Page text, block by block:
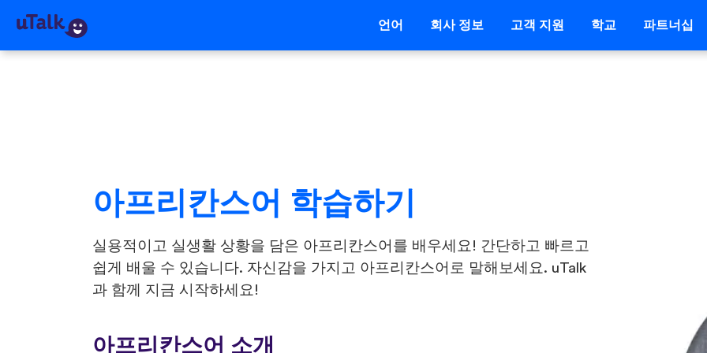
언어 회사 정보 고객 지원 학교 파트너십
아프리칸스어 학습하기
실용적이고 실생활 상황을 담은 아프리칸스어를 배우세요! 간단하고 빠르고
쉽게 배울 수 있습니다. 자신감을 가지고 아프리칸스어로 말해보세요. uTalk
과 함께 지금 시작하세요!
아프리칸스어 소개